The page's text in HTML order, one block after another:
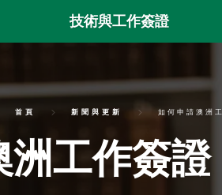
請問需要協助嗎？我們提供
需要簽證方面的協助嗎？我們可以
我們在此提供越南語
技術與工作簽證
首頁 新聞與更新 如何申請澳洲
洲工作簽